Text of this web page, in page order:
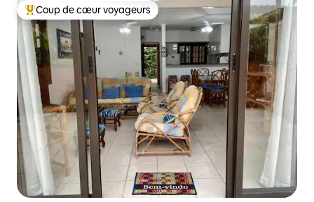
Coups de cœur voyageurs les plus appréciés
Coup de cœur voyageurs